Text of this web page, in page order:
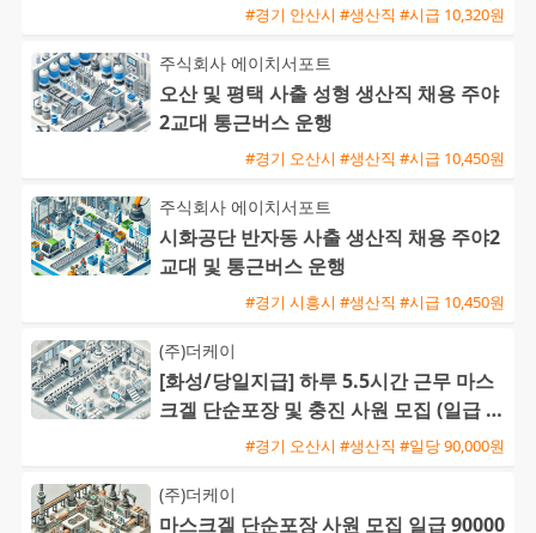
#경기 안산시 #생산직 #시급 10,320원
주식회사 에이치서포트
오산 및 평택 사출 성형 생산직 채용 주야
2교대 통근버스 운행
#경기 오산시 #생산직 #시급 10,450원
주식회사 에이치서포트
시화공단 반자동 사출 생산직 채용 주야2
교대 및 통근버스 운행
#경기 시흥시 #생산직 #시급 10,450원
(주)더케이
[화성/당일지급] 하루 5.5시간 근무 마스
크겔 단순포장 및 충진 사원 모집 (일급 9
#경기 오산시 #생산직 #일당 90,000원
(주)더케이
마스크겔 단순포장 사원 모집 일급 90000